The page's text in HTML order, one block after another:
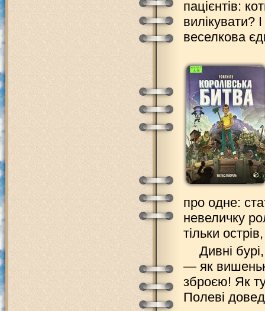
пацієнтів:
веселкова
про одне:
невеличку
тільки
Дивні
— як
зброєю! Як
Полеві